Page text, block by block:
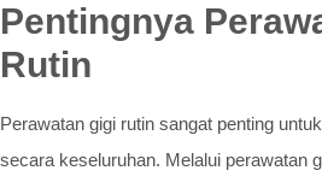
Pentingnya
Rutin
Perawatan gigi rutin sangat penting
secara keseluruhan. Melalui perawatan